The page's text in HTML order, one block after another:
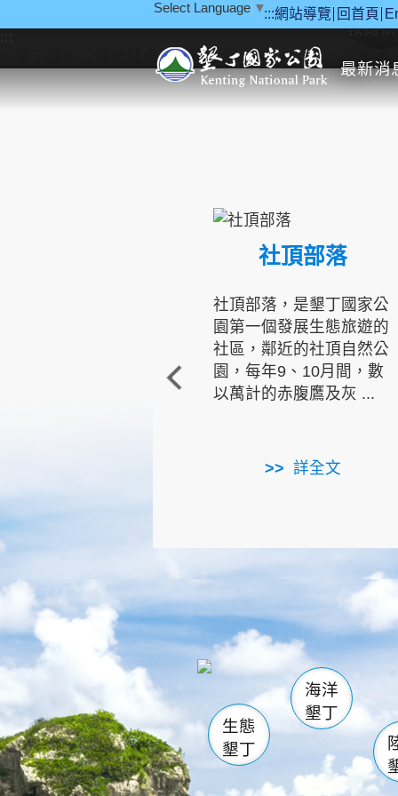
:::網站導覽 回首頁
Select Language ▼
最新消
::: 教育
社頂部落
社頂部落，是墾丁國家公
園第一個發展生態旅遊的
社區，鄰近的社頂自然公
園，每年9、10月間，數
以萬計的赤腹鷹及灰 ...
詳全文
龜山 海生館
恆春
龍鑾潭自
瓊麻館
關山
白砂
生態
墾丁
海洋
墾丁